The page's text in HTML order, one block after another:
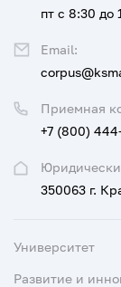
350063 г.
Приемная
+7 (800)
пт с 8:30 до
Email:
Университет
Развитие и